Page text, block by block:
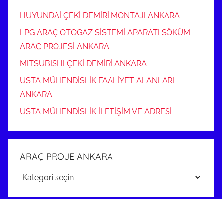
HUYUNDAİ ÇEKİ DEMİRİ MONTAJI ANKARA
LPG ARAÇ OTOGAZ SİSTEMİ APARATI SÖKÜM
ARAÇ PROJESİ ANKARA
MITSUBISHI ÇEKİ DEMİRİ ANKARA
USTA MÜHENDİSLİK FAALİYET ALANLARI
ANKARA
USTA MÜHENDİSLİK İLETİŞİM VE ADRESİ
ARAÇ PROJE ANKARA
ARAÇ